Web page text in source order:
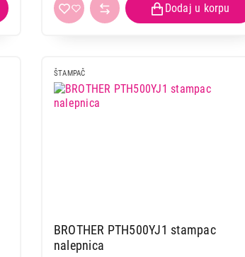
ŠTAMPAČ
BROTHER PTH500YJ1 stampac
nalepnica